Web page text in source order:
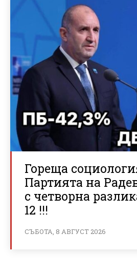
Гореща
Партията на
с четворна
12 !!!
СЪБОТА, 8 АВГУСТ 2026